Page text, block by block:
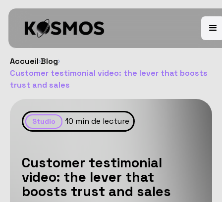
Accueil Blog
Customer testimonial video: the lever that boosts
trust and sales
Studio 10 min de lecture
Customer testimonial
video: the lever that
boosts trust and sales